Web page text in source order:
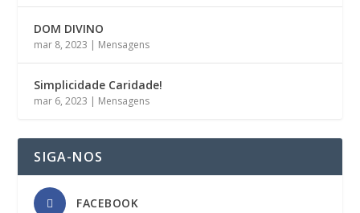
DOM DIVINO
mar 8, 2023 | Mensagens
Simplicidade Caridade!
mar 6, 2023 | Mensagens
SIGA-NOS
FACEBOOK